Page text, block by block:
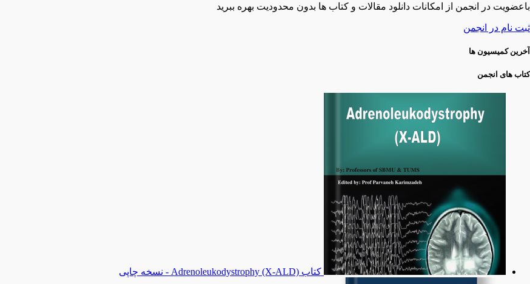
باعضویت در انجمن از امکانات دانلود مقالات و کتاب ها بدون محدودیت بهره ببرید
ثبت نام در انجمن
آخرین کمیسیون ها
کتاب های انجمن
کتاب Adrenoleukodystrophy (X-ALD) - نسخه چاپی